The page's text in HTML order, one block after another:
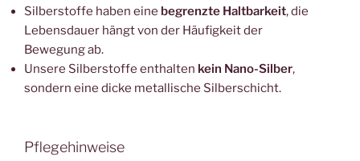
Silberstoffe haben eine begrenzte Haltbarkeit, die
Lebensdauer hängt von der Häufigkeit der
Bewegung ab.
Unsere Silberstoffe enthalten kein Nano-Silber,
sondern eine dicke metallische Silberschicht.
Pflegehinweise